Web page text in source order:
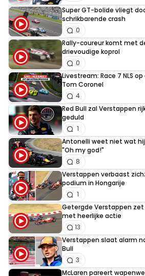
Super GT-bolide vliegt
schrikbarende crash
0
Rally-coureur komt met
drievoudige koprol
0
Livestream: Race 7 NLS
Tom Coronel
4
Red Bull zal Verstappen
geduld
1
Antonelli weet niet wat
"Oh my god!"
8
Verstappen verbaast
podium in Hongarije
1
Getergde Verstappen
met heerlijke actie
13
Verstappen slaat alarm
Bull
3
McLaren pareert